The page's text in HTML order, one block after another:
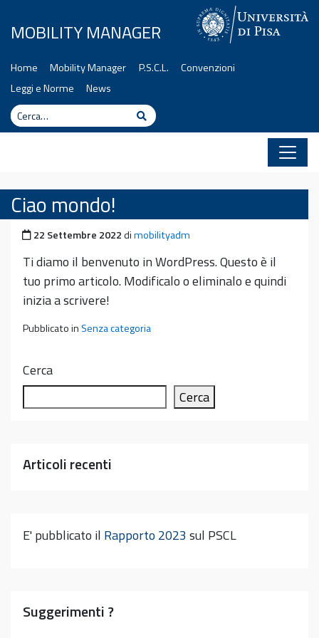
MOBILITY MANAGER
Home Mobility Manager P.S.C.L.
Convenzioni
Leggi e Norme
News
Cerca
Cerca
Ciao mondo!
Pubblicato il
22 Settembre 2022dimobilityadm
Ti diamo il benvenuto in WordPress. Questo è il
tuo primo articolo. Modificalo o eliminalo e quindi
inizia a scrivere!
Pubblicato inSenza categoria
Cerca
Cerca
Articoli recenti
E' pubblicato il Rapporto 2023 sul PSCL
Suggerimenti ?